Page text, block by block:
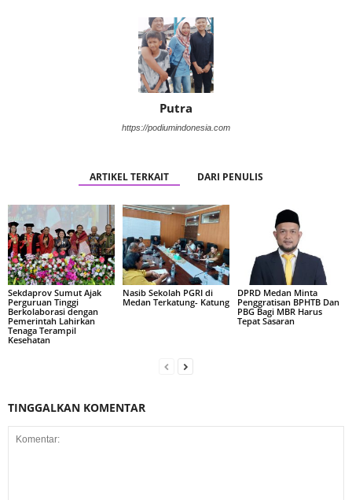
Putra
https://podiumindonesia.com
ARTIKEL TERKAIT DARI PENULIS
Sekdaprov Sumut Ajak
Perguruan Tinggi
Berkolaborasi dengan
Pemerintah Lahirkan
Tenaga Terampil
Kesehatan
Nasib Sekolah PGRI di
Medan Terkatung- Katung
DPRD Medan Minta
Penggratisan BPHTB Dan
PBG Bagi MBR Harus
Tepat Sasaran
TINGGALKAN KOMENTAR